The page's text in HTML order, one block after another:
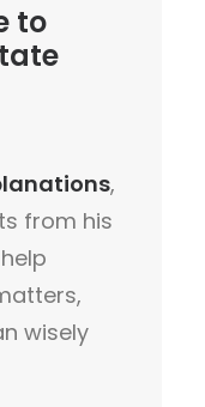
to
,
from his
wisely